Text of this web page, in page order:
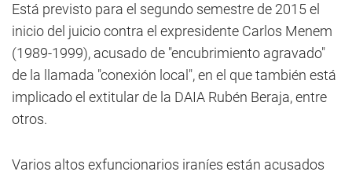
Está previsto para el segundo semestre de 2015 el
inicio del juicio contra el expresidente Carlos Menem
(1989-1999), acusado de "encubrimiento agravado"
de la llamada "conexión local", en el que también está
implicado el extitular de la DAIA Rubén Beraja, entre
otros.
Varios altos exfuncionarios iraníes están acusados